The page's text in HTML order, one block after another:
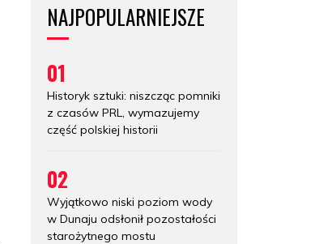
NAJPOPULARNIEJSZE
01
Historyk sztuki: niszcząc pomniki
z czasów PRL, wymazujemy
część polskiej historii
02
Wyjątkowo niski poziom wody
w Dunaju odsłonił pozostałości
starożytnego mostu